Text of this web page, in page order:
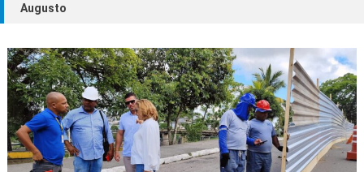
Augusto